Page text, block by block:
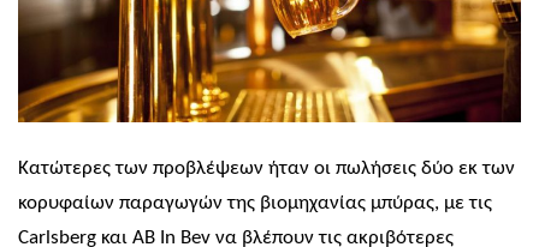
Κατώτερες των προβλέψεων ήταν οι πωλήσεις δύο εκ των
κορυφαίων παραγωγών της βιομηχανίας μπύρας, με τις
Carlsberg και AB In Bev να βλέπουν τις ακριβότερες